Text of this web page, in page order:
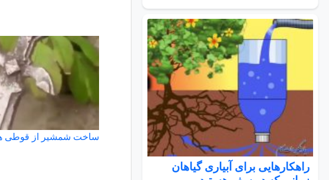
راهکارهایی برای آبیاری گیاهان
ساخت شمشیر از قوطی